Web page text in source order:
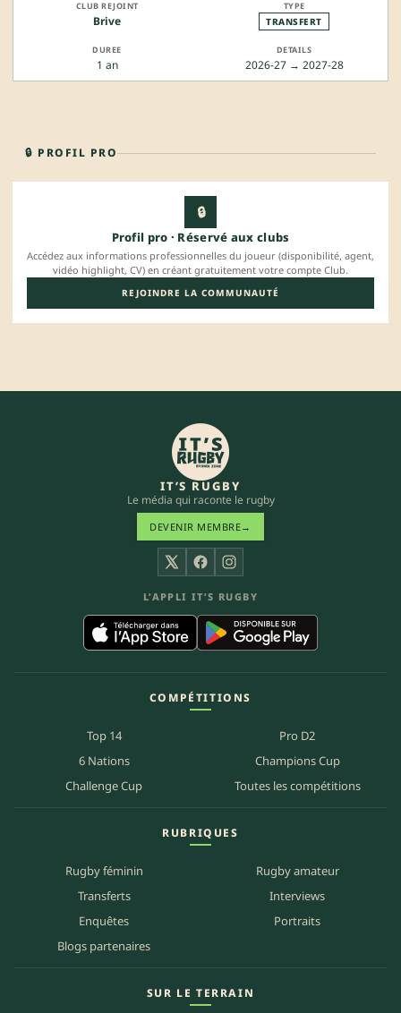
Brive TRANSFERT
1 an 2026-27 → 2027-28
🔒 PROFIL PRO
🔒
Profil pro · Réservé aux clubs
Accédez aux informations professionnelles du joueur (disponibilité, agent,
vidéo highlight, CV) en créant gratuitement votre compte Club.
REJOINDRE LA COMMUNAUTÉ
IT’S RUGBY
Le média qui raconte le rugby
DEVENIR MEMBRE→
X FacebookInstagram
L’APPLI IT’S RUGBY
COMPÉTITIONS
Top 14
Pro D2
6 Nations
Champions Cup
Challenge Cup
Toutes les compétitions
RUBRIQUES
Rugby féminin
Rugby amateur
Transferts
Interviews
Enquêtes
Portraits
Blogs partenaires
SUR LE TERRAIN